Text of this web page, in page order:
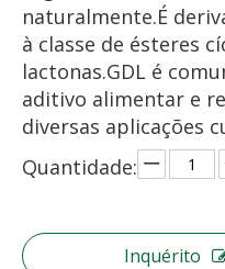
naturalmente.É
à classe de ésteres
lactonas.GDL é
aditivo alimentar e
diversas aplicações
Quantidade:
Inquérito